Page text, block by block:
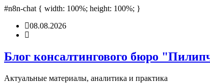
türk ifşaPadişahbetonline casinosonline casinos
#n8n-chat { width: 100%; height: 100%; }
Перейти08.08.2026
Блог консалтингового бюро
Актуальные материалы, аналитика и практика